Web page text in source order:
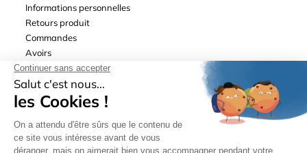
Informations personnelles
Retours produit
Commandes
Avoirs
Adresses
Bons de réduction